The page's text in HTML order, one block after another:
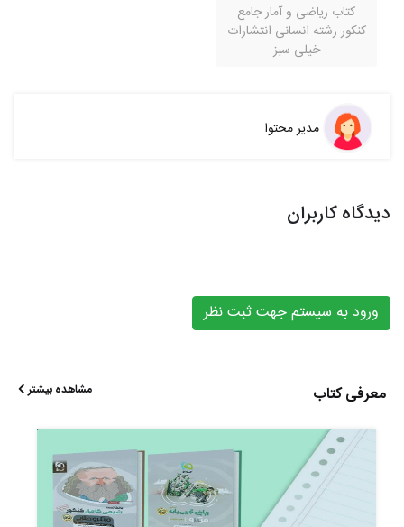
کتاب ریاضی و آمار جامع
کنکور رشته انسانی انتشارات
خیلی سبز
مدیر محتوا
دیدگاه کاربران
ورود به سیستم جهت ثبت نظر
معرفی کتاب مشاهده بیشتر